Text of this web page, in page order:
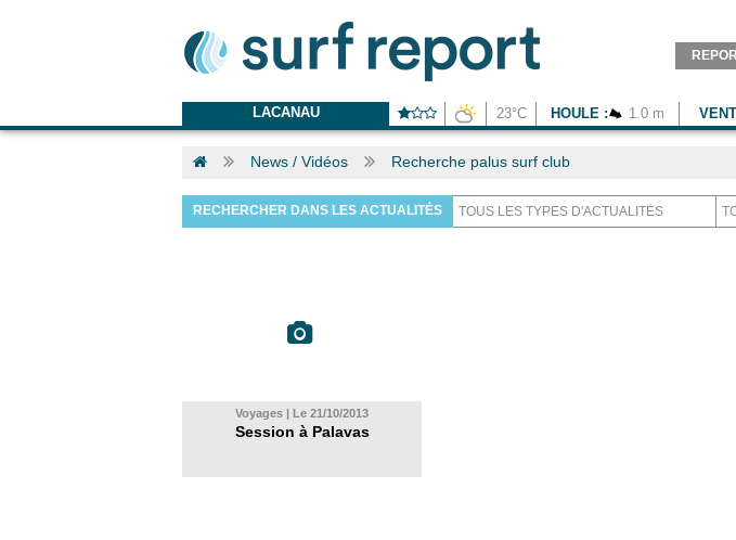
LACANAU 23°C HOULE : 1.0 m
News / Vidéos Recherche palus surf club
RECHERCHER DANS LES ACTUALITÉS
Voyages | Le 21/10/2013
Session à Palavas